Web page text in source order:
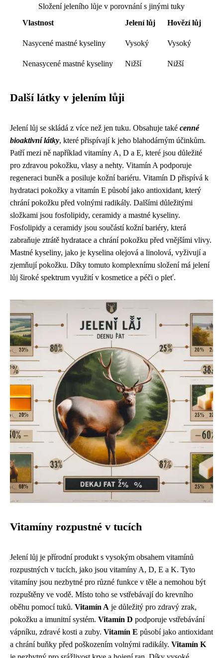
Složení jeleního lůje v porovnání s jinými tuky
Vlastnost
Jelení lůj Hovězí lůj
Nasycené mastné kyseliny Vysoký Vysoký
Nenasycené mastné kyseliny Nižší Nižší
Další látky v jelením lůji
Jelení lůj se skládá z více než jen tuku. Obsahuje také cenné
bioaktivní látky, které přispívají k jeho blahodárným účinkům.
Patří mezi ně například vitamíny A, D a E, které jsou důležité
pro zdravou pokožku, vlasy a nehty. Vitamín A podporuje
regeneraci buněk a posiluje kožní bariéru. Vitamín D přispívá k
hydrataci pokožky a vitamín E působí jako antioxidant, který
chrání pokožku před volnými radikály. Dalšími důležitými
složkami jsou fosfolipidy, ceramidy a mastné kyseliny.
Fosfolipidy a ceramidy jsou součástí kožní bariéry, která
zabraňuje ztrátě hydratace a chrání pokožku před vnějšími vlivy.
Mastné kyseliny, jako je kyselina olejová a linolová, vyživují a
zjemňují pokožku. Díky tomuto komplexnímu složení má jelení
lůj široké spektrum využití v kosmetice a péči o pleť.
Vitamíny rozpustné v tucích
Jelení lůj je přírodní produkt s vysokým obsahem vitamínů
rozpustných v tucích, jako jsou vitamíny A, D, E a K. Tyto
vitamíny jsou nezbytné pro různé funkce v těle a nemohou být
rozpuštěny ve vodě. Místo toho se vstřebávají do krevního
oběhu pomocí tuků. Vitamín A je důležitý pro zdravý zrak,
pokožku a imunitní systém. Vitamín D podporuje vstřebávání
vápníku, zdravé kosti a zuby. Vitamín E působí jako antioxidant
a chrání buňky před poškozením volnými radikály. Vitamín K